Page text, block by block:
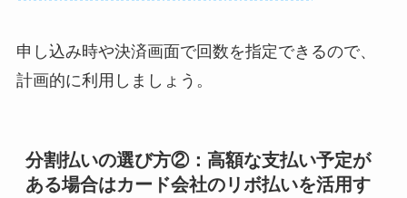
申し込み時や決済画面で回数を指定できるので、
計画的に利用しましょう。
分割払いの選び方②：高額な支払い予定が
ある場合はカード会社のリボ払いを活用す